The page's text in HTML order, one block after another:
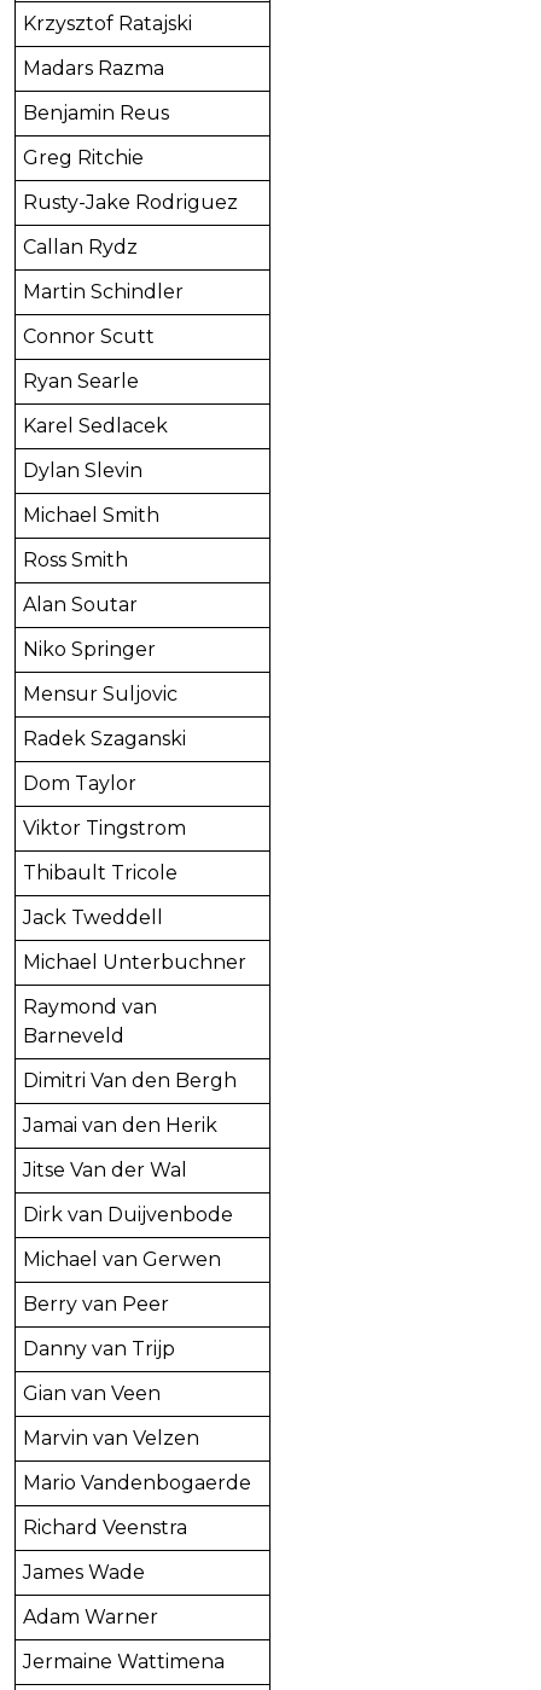
Krzysztof Ratajski
Madars Razma
Benjamin Reus
Greg Ritchie
Rusty-Jake Rodriguez
Callan Rydz
Martin Schindler
Connor Scutt
Ryan Searle
Karel Sedlacek
Dylan Slevin
Michael Smith
Ross Smith
Alan Soutar
Niko Springer
Mensur Suljovic
Radek Szaganski
Dom Taylor
Viktor Tingstrom
Thibault Tricole
Jack Tweddell
Michael Unterbuchner
Raymond van
Barneveld
Dimitri Van den Bergh
Jamai van den Herik
Jitse Van der Wal
Dirk van Duijvenbode
Michael van Gerwen
Berry van Peer
Danny van Trijp
Gian van Veen
Marvin van Velzen
Mario Vandenbogaerde
Richard Veenstra
James Wade
Adam Warner
Jermaine Wattimena